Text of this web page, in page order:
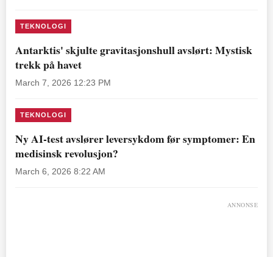
TEKNOLOGI
Antarktis' skjulte gravitasjonshull avslørt: Mystisk
trekk på havet
March 7, 2026 12:23 PM
TEKNOLOGI
Ny AI-test avslører leversykdom før symptomer: En
medisinsk revolusjon?
March 6, 2026 8:22 AM
ANNONSE